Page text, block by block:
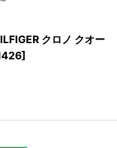
クロノ クオー
]